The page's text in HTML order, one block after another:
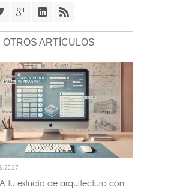
OTROS ARTÍCULOS
20:27
tu estudio de arquitectura con